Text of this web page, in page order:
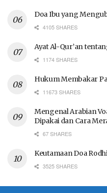
Doa Ibu yang
4105 SHARES
Ayat Al-Qur’an
1174 SHARES
Hukum Membakar
11673 SHARES
Mengenal Arabian
Dipakai dan Cara
67 SHARES
Keutamaan Doa
3525 SHARES